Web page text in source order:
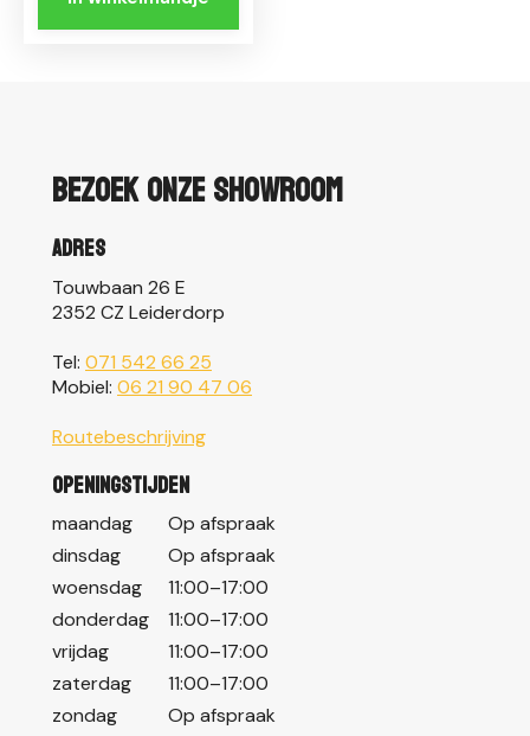
Bezoek onze showroom
Adres
Touwbaan 26 E
2352 CZ Leiderdorp
Tel: 071 542 66 25
Mobiel: 06 21 90 47 06
Routebeschrijving
Openingstijden
maandag
Op afspraak
dinsdag
Op afspraak
woensdag
11:00–17:00
donderdag
11:00–17:00
vrijdag
11:00–17:00
zaterdag
11:00–17:00
zondag
Op afspraak